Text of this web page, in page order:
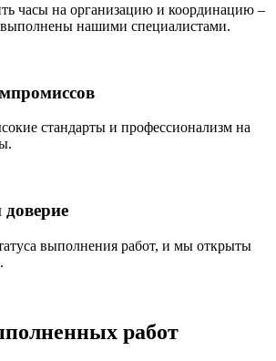
часы на организацию и координацию –
выполнены нашими специалистами.
стандарты и профессионализм на
выполнения работ, и мы открыты
работ